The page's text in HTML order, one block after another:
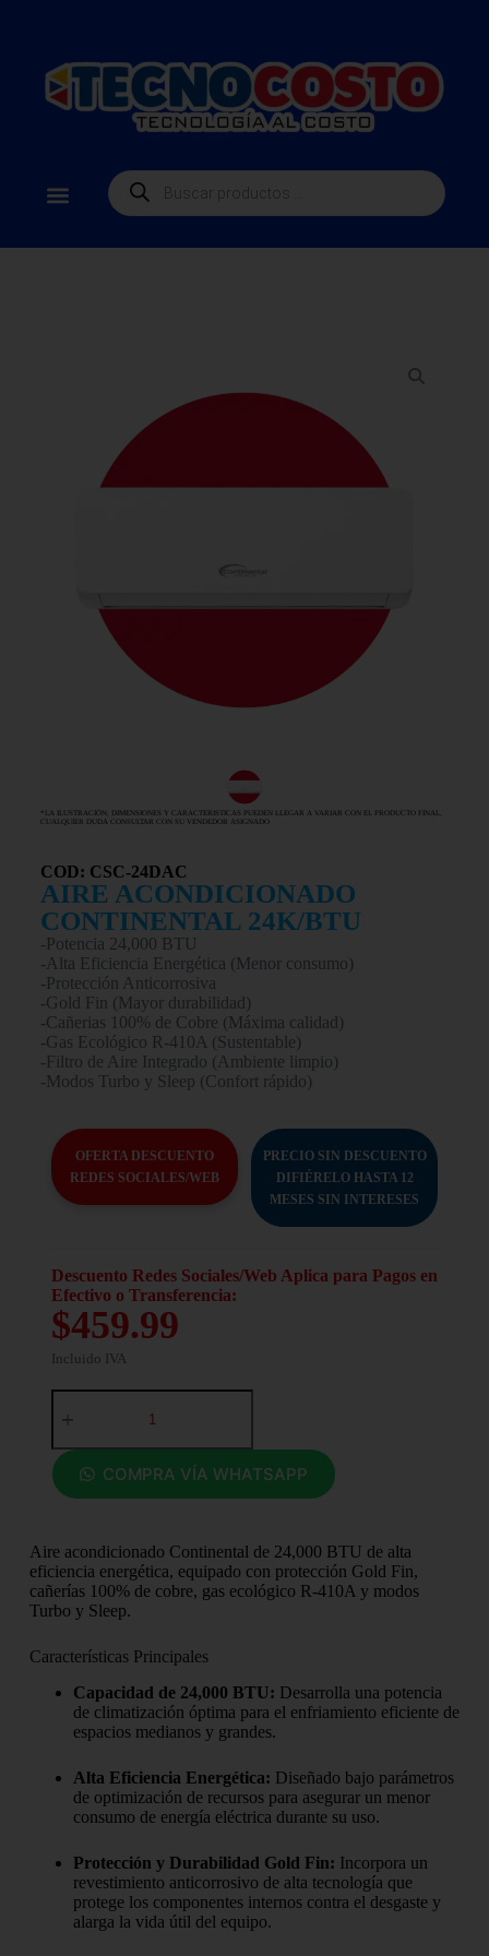
*LA ILUSTRACIÓN, DIMENSIONES Y CARACTERISTICAS PUEDEN LLEGAR A VARIAR CON EL PRODUCTO FINAL,
CUALQUIER DUDA CONSULTAR CON SU VENDEDOR ASIGNADO
COD: CSC-24DAC
AIRE ACONDICIONADO
CONTINENTAL 24K/BTU
-Potencia 24,000 BTU
-Alta Eficiencia Energética (Menor consumo)
-Protección Anticorrosiva
-Gold Fin (Mayor durabilidad)
-Cañerias 100% de Cobre (Máxima calidad)
-Gas Ecológico R-410A (Sustentable)
-Filtro de Aire Integrado (Ambiente limpio)
-Modos Turbo y Sleep (Confort rápido)
OFERTA DESCUENTO
REDES SOCIALES/WEB
PRECIO SIN DESCUENTO
DIFIÉRELO HASTA 12
MESES SIN INTERESES
Descuento Redes Sociales/Web Aplica para Pagos en
Efectivo o Transferencia:
$459.99
Incluido IVA
COMPRA VÍA WHATSAPP
Aire acondicionado Continental de 24,000 BTU de alta
eficiencia energética, equipado con protección Gold Fin,
cañerías 100% de cobre, gas ecológico R-410A y modos
Turbo y Sleep.
Características Principales
Capacidad de 24,000 BTU: Desarrolla una potencia
de climatización óptima para el enfriamiento eficiente de
espacios medianos y grandes.
Alta Eficiencia Energética: Diseñado bajo parámetros
de optimización de recursos para asegurar un menor
consumo de energía eléctrica durante su uso.
Protección y Durabilidad Gold Fin: Incorpora un
revestimiento anticorrosivo de alta tecnología que
protege los componentes internos contra el desgaste y
alarga la vida útil del equipo.